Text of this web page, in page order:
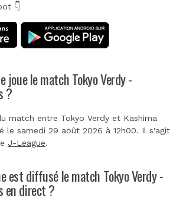
👇
joue le match Tokyo Verdy -
?
match entre Tokyo Verdy et Kashima
le samedi 29 août 2026 à 12h00. Il s'agit
J-League.
est diffusé le match Tokyo Verdy -
en direct ?